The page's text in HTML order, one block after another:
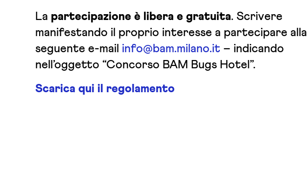
La partecipazione è libera e gratuita. Scrivere
manifestando il proprio interesse a partecipare alla
seguente e-mail info@bam.milano.it – indicando
nell’oggetto “Concorso BAM Bugs Hotel”.
Scarica qui il regolamento